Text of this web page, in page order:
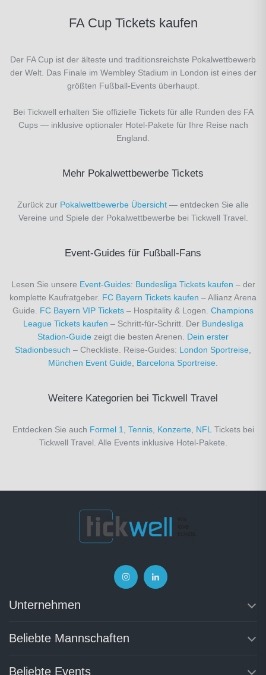
FA Cup Tickets kaufen
Der FA Cup ist der älteste und traditionsreichste Pokalwettbewerb
der Welt. Das Finale im Wembley Stadium in London ist eines der
größten Fußball-Events überhaupt.
Bei Tickwell erhalten Sie offizielle Tickets für alle Runden des FA
Cups — inklusive optionaler Hotel-Pakete für Ihre Reise nach
England.
Mehr Pokalwettbewerbe Tickets
Zurück zur Pokalwettbewerbe Übersicht — entdecken Sie alle
Vereine und Spiele der Pokalwettbewerbe bei Tickwell Travel.
Event-Guides für Fußball-Fans
Lesen Sie unsere Event-Guides: Bundesliga Tickets kaufen – der
komplette Kaufratgeber. FC Bayern Tickets kaufen – Allianz Arena
Guide. FC Bayern VIP Tickets – Hospitality & Logen. Champions
League Tickets kaufen – Schritt-für-Schritt. Der Bundesliga
Stadion-Guide zeigt die besten Arenen. Dein erster
Stadionbesuch – Checkliste. Reise-Guides: London Sportreise
München Event Guide Barcelona Sportreise
Weitere Kategorien bei Tickwell Travel
Entdecken Sie auch Formel 1 Tennis, Konzerte, NFL Tickets bei
Tickwell Travel. Alle Events inklusive Hotel-Pakete.
Unternehmen
Beliebte Mannschaften
Beliebte Events